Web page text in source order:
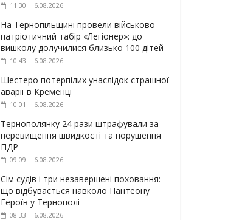
11:30 | 6.08.2026
На Тернопільщині провели військово-
патріотичний табір «Легіонер»: до
вишколу долучилися близько 100 дітей
10:43 | 6.08.2026
Шестеро потерпілих унаслідок страшної
аварії в Кременці
10:01 | 6.08.2026
Тернополянку 24 рази штрафували за
перевищення швидкості та порушення
ПДР
09:09 | 6.08.2026
Сім судів і три незавершені поховання:
що відбувається навколо Пантеону
Героїв у Тернополі
08:33 | 6.08.2026